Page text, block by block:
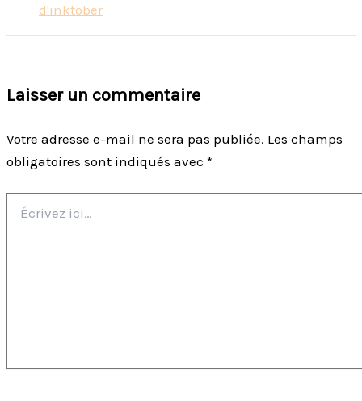
d'inktober
Laisser un commentaire
Votre adresse e-mail ne sera pas publiée. Les champs
obligatoires sont indiqués avec *
ici…